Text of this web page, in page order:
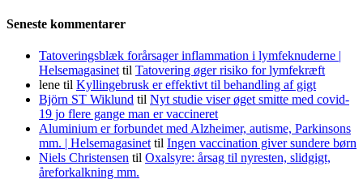
Seneste kommentarer
Tatoveringsblæk forårsager inflammation i lymfeknuderne |
Helsemagasinet til Tatovering øger risiko for lymfekræft
lene til Kyllingebrusk er effektivt til behandling af gigt
Björn ST Wiklund til Nyt studie viser øget smitte med covid-
19 jo flere gange man er vaccineret
Aluminium er forbundet med Alzheimer, autisme, Parkinsons
mm. | Helsemagasinet til Ingen vaccination giver sundere børn
Niels Christensen til Oxalsyre: årsag til nyresten, slidgigt,
åreforkalkning mm.